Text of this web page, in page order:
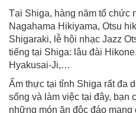
Tại Shiga, hàng năm tổ chức
Nagahama Hikiyama, Otsu
Shigaraki, lễ hội nhạc Jazz
tiếng tại Shiga: lâu đài
Hyakusai-Ji,…
Ẩm thực tại tỉnh Shiga rất đa
sống và làm việc tại đây,
những món ăn độc đáo